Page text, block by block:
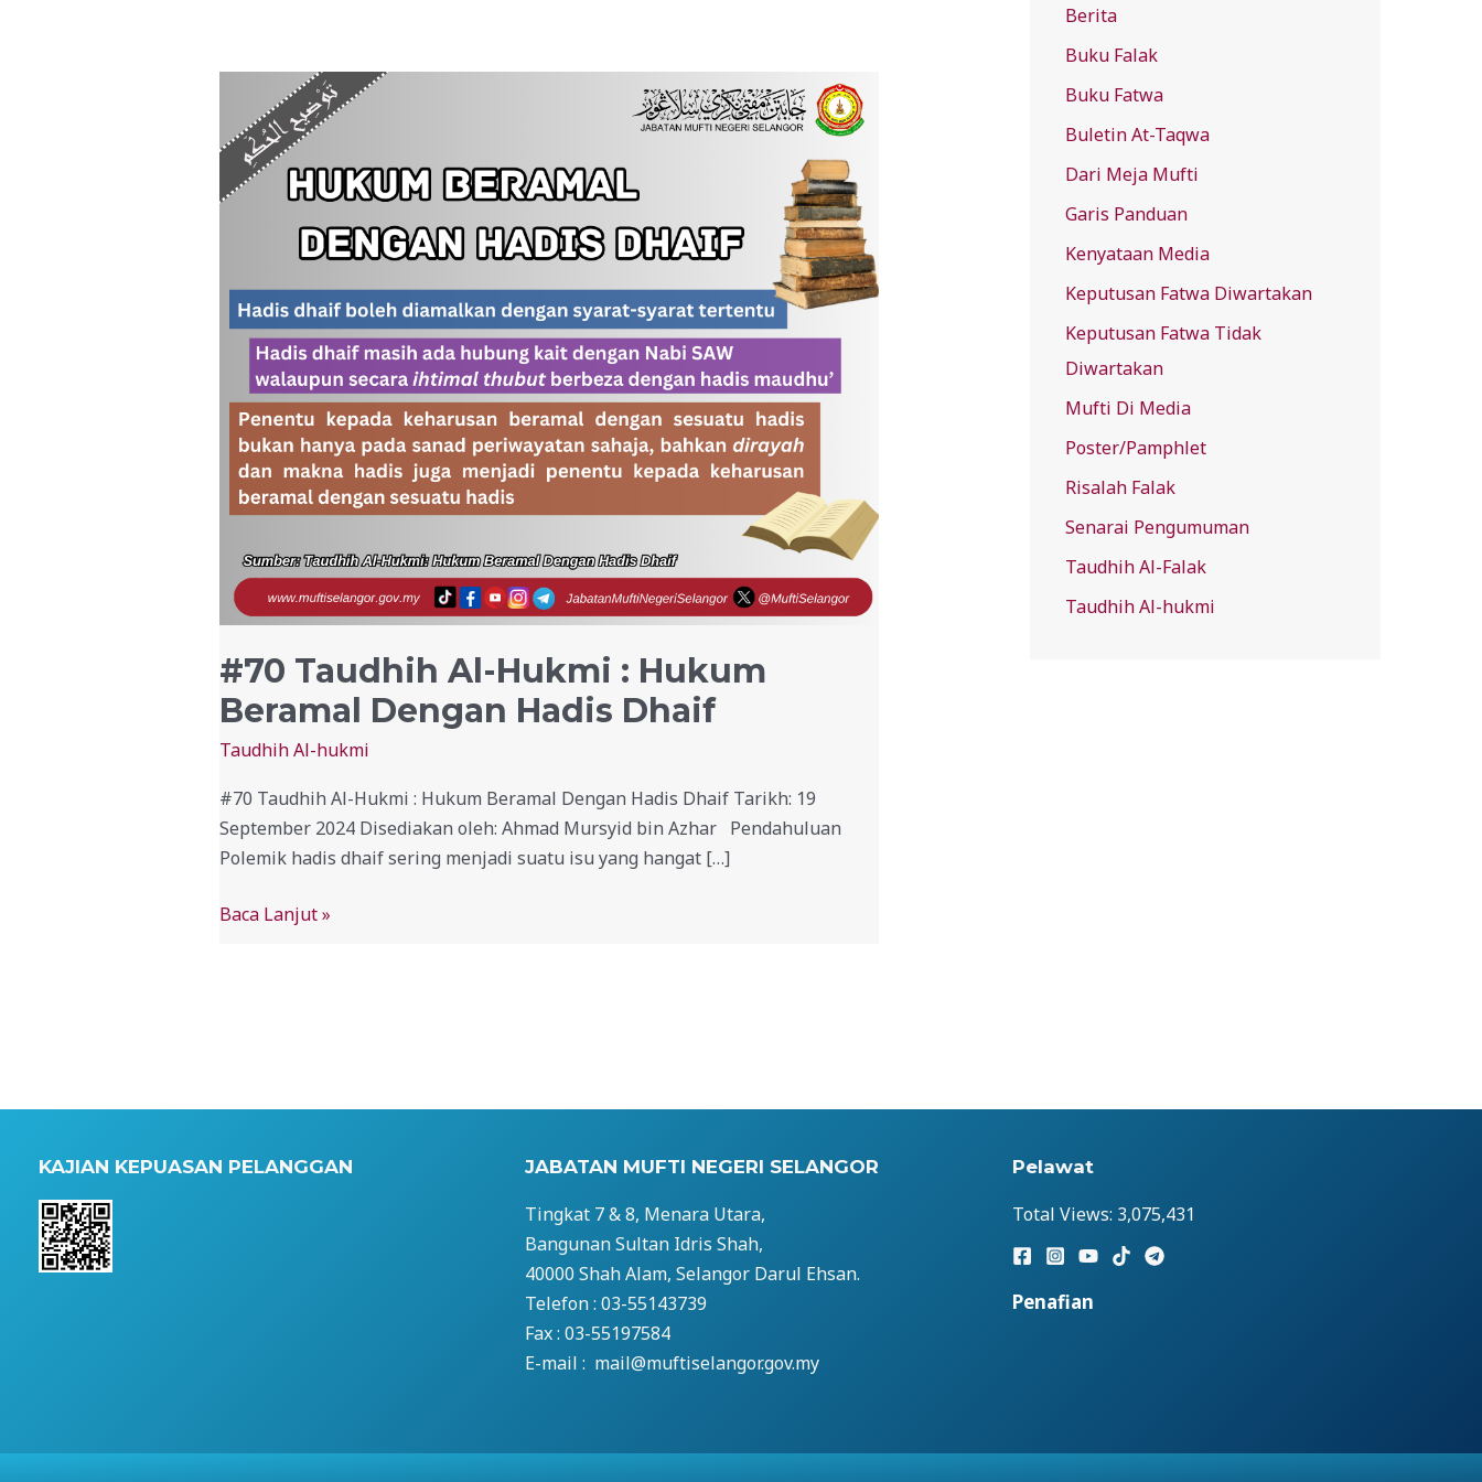
#70 Taudhih Al-Hukmi : Hukum
Beramal Dengan Hadis Dhaif
Taudhih Al-hukmi
#70 Taudhih Al-Hukmi : Hukum Beramal Dengan Hadis Dhaif Tarikh: 19
September 2024 Disediakan oleh: Ahmad Mursyid bin Azhar Pendahuluan
Polemik hadis dhaif sering menjadi suatu isu yang hangat […]
Taudhih
Al-
Hukmi
:
Dengan
Hadis
Dhaif
Baca Lanjut »
f
o
r
:
Berita
Buku Falak
Buku Fatwa
Buletin At-Taqwa
Dari Meja Mufti
Garis Panduan
Kenyataan Media
Keputusan Fatwa Diwartakan
Keputusan Fatwa Tidak
Diwartakan
Mufti Di Media
Poster/Pamphlet
Risalah Falak
Senarai Pengumuman
Taudhih Al-Falak
Taudhih Al-hukmi
KAJIAN KEPUASAN PELANGGAN JABATAN MUFTI NEGERI SELANGOR
Tingkat 7 & 8, Menara Utara,
Bangunan Sultan Idris Shah,
40000 Shah Alam, Selangor Darul Ehsan.
Telefon : 03-55143739
Fax : 03-55197584
E-mail : mail@muftiselangor.gov.my
Pelawat
Total Views: 3,075,431
Penafian